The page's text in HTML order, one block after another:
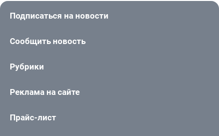
Подписаться на новости
Сообщить новость
Рубрики
Реклама на сайте
Прайс-лист